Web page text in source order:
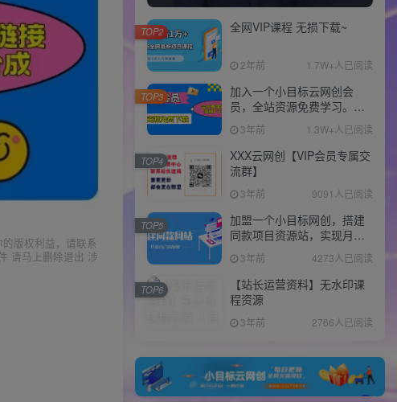
版权利益，请联系
请马上删除退出 涉
全网VIP课程 无损下载~
2年前 1.7W+人已阅读
TOP2
加入一个小目标云网创会
员，全站资源免费学习。更
可享受推广高达80%分佣！
3年前 1.3W+人已阅读
TOP3
XXX云网创【VIP会员专属交
流群】
3年前 9091人已阅读
TOP4
加盟一个小目标网创，搭建
同款项目资源站，实现月入
10w+！！
3年前 4273人已阅读
TOP5
【站长运营资料】无水印课
程资源
3年前 2766人已阅读
TOP6